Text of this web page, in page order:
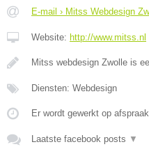
E-mail › Mitss Webdesign
Website: http://www.mitss.nl
Mitss webdesign Zwolle is
Diensten: Webdesign
Er wordt gewerkt op
Laatste facebook posts ▼